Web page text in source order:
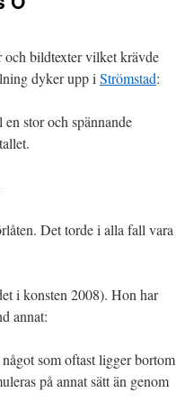
och bildtexter vilket krävde
dyker upp i Strömstad:
stor och spännande
Det torde i alla fall vara
i konsten 2008). Hon har
annat:
som oftast ligger bortom
på annat sätt än genom